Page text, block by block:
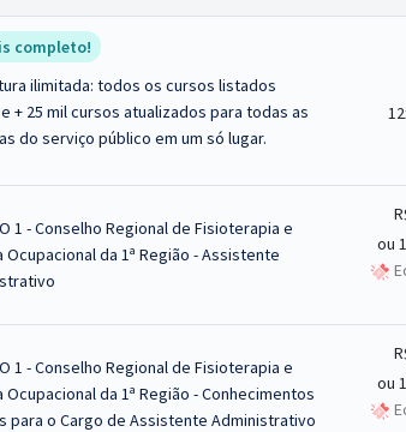
completo!
ilimitada: todos os cursos listados
+ 25 mil cursos atualizados para todas as
do serviço público em um só lugar.
1 - Conselho Regional de Fisioterapia e
Ocupacional da 1ª Região - Assistente
ou
1 - Conselho Regional de Fisioterapia e
Ocupacional da 1ª Região - Conhecimentos
para o Cargo de Assistente Administrativo
ou